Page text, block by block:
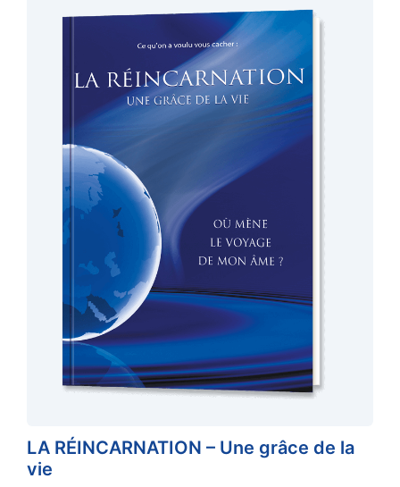
LA RÉINCARNATION – Une grâce de la
vie